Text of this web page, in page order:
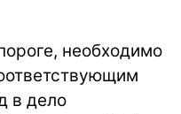
необходимо
в дело